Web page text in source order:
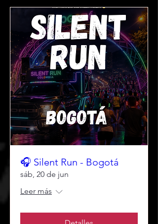
🎧 Silent Run - Bogotá
sáb, 20 de jun
Leer más